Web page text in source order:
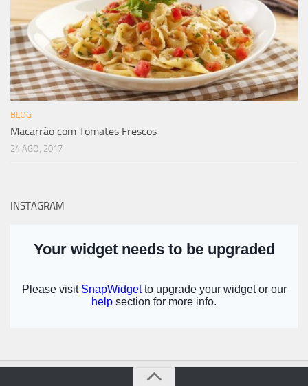
BLOG
Macarrão com Tomates Frescos
24 AGO, 2017
INSTAGRAM